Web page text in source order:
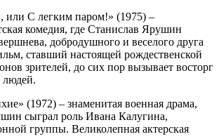
или С легким паром!» (1975) –
комедия, где Станислав Ярушин
добродушного и веселого друга
ставший настоящей рождественской
зрителей, до сих пор вызывает восторг
людей.
(1972) – знаменитая военная драма,
сыграл роль Ивана Калугина,
группы. Великолепная актерская